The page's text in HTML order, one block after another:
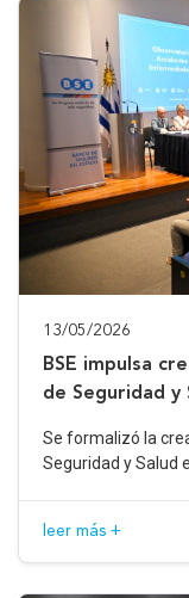
13/05/2026
BSE impulsa
de Seguridad y
Se formalizó la
Seguridad y Salud
leer más +